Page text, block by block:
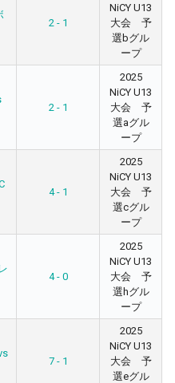
2 - 1
NiCY U13
大会 予
選bグル
ープ
2 - 1
2025
NiCY U13
大会 予
選aグル
ープ
4 - 1
2025
NiCY U13
大会 予
選cグル
ープ
4 - 0
2025
NiCY U13
大会 予
選hグル
ープ
7 - 1
2025
NiCY U13
大会 予
選eグル